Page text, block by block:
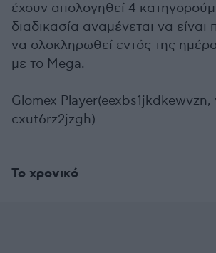
έχουν απολογηθεί 4
διαδικασία αναμένεται να είναι
να ολοκληρωθεί εντός της
με το Mega.
Glomex Player(eexbs1jkdkewvzn,
cxut6rz2jzgh)
Το χρονικό